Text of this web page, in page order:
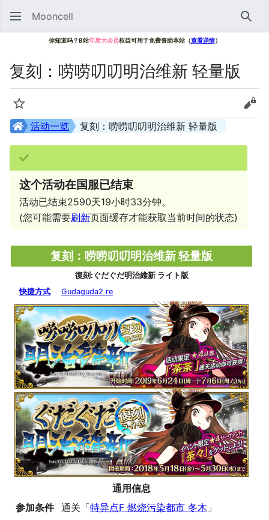
Mooncell 搜索
你知道吗？B站年度大会员权益可用于免费资助本站（查看详情）
复刻：唠唠叨叨明治维新 轻量版
监视
查
复刻：唠唠叨叨明治维新 轻量版
活动一览
这个活动在国服已结束
活动已结束2590天19小时33分钟。
(您可能需要刷新页面缓存才能获取当前时间的状态)
复刻：唠唠叨叨明治维新 轻量版
復刻:ぐだぐだ明治維新 ライト版
快捷方式
Gudaguda2 re
通用信息
参加条件 通关「特异点F 燃烧污染都市 冬木 」